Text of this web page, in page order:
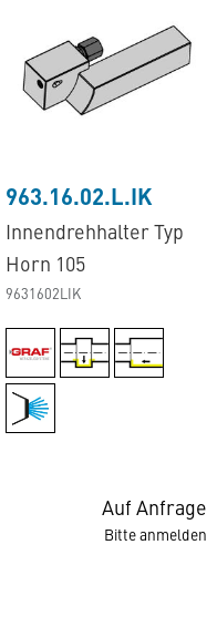
963.16.02.L.IK
Innendrehhalter Typ
Horn 105
9631602LIK
Auf Anfrage
Bitte anmelden